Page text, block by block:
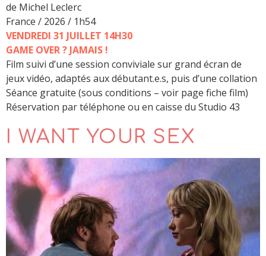
de Michel Leclerc
France / 2026 / 1h54
VENDREDI 31 JUILLET 14H30
GAME OVER ? JAMAIS !
Film suivi d’une session conviviale sur grand écran de
jeux vidéo, adaptés aux débutant.e.s, puis d’une collation
Séance gratuite (sous conditions – voir page fiche film)
Réservation par téléphone ou en caisse du Studio 43
I WANT YOUR SEX